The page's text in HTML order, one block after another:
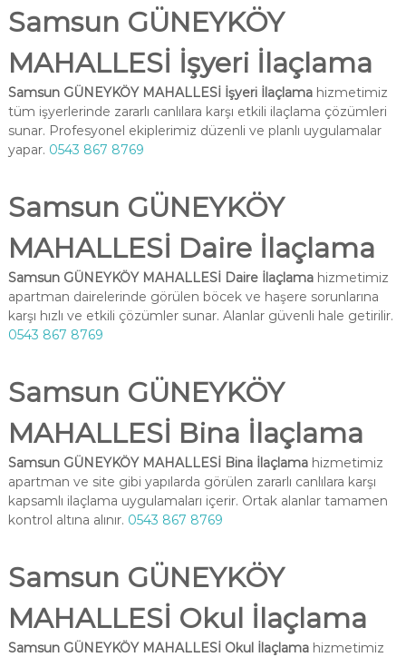
Samsun GÜNEYKÖY
MAHALLESİ İşyeri İlaçlama
Samsun GÜNEYKÖY MAHALLESİ İşyeri İlaçlamahizmetimiz
tüm işyerlerinde zararlı canlılara karşı etkili ilaçlama çözümleri
sunar. Profesyonel ekiplerimiz düzenli ve planlı uygulamalar
yapar. 0543 867 8769
Samsun GÜNEYKÖY
MAHALLESİ Daire İlaçlama
Samsun GÜNEYKÖY MAHALLESİ Daire İlaçlamahizmetimiz
apartman dairelerinde görülen böcek ve haşere sorunlarına
karşı hızlı ve etkili çözümler sunar. Alanlar güvenli hale getirilir.
0543 867 8769
Samsun GÜNEYKÖY
MAHALLESİ Bina İlaçlama
Samsun GÜNEYKÖY MAHALLESİ Bina İlaçlamahizmetimiz
apartman ve site gibi yapılarda görülen zararlı canlılara karşı
kapsamlı ilaçlama uygulamaları içerir. Ortak alanlar tamamen
kontrol altına alınır. 0543 867 8769
Samsun GÜNEYKÖY
MAHALLESİ Okul İlaçlama
Samsun GÜNEYKÖY MAHALLESİ Okul İlaçlamahizmetimiz